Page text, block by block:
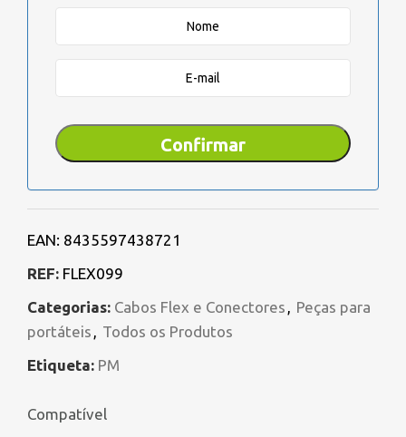
EAN: 8435597438721
REF: FLEX099
Categorias: Cabos Flex e Conectores , Peças para
portáteis , Todos os Produtos
Etiqueta: PM
Compatível